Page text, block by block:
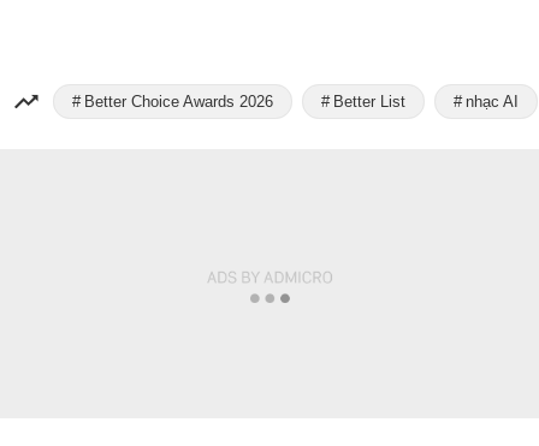
Better Choice Awards 2026 Better List nhạc AI